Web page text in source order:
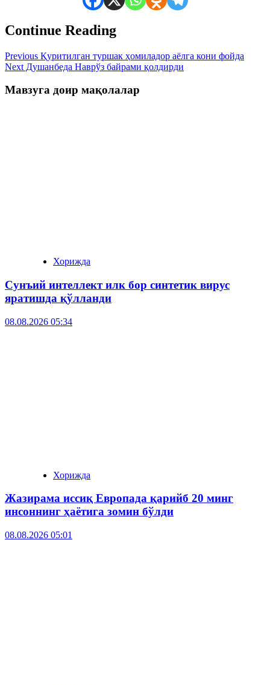
Continue Reading
Previous Қуритилган туршак ҳомиладор аёлга кони фойда
Next Душанбеда Наврўз байрами қолдирди
Мавзуга доир мақолалар
Хорижда
Сунъий интеллект илк бор синтетик вирус
яратишда қўлланди
08.08.2026 05:34
Хорижда
Жазирама иссиқ Европада қарийб 20 минг
инсоннинг ҳаётига зомин бўлди
08.08.2026 05:01